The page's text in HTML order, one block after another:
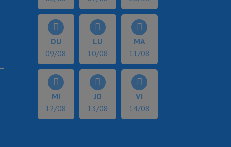
DU
09/08
LU
10/08
MA
11/08
MI
12/08
JO
13/08
VI
14/08